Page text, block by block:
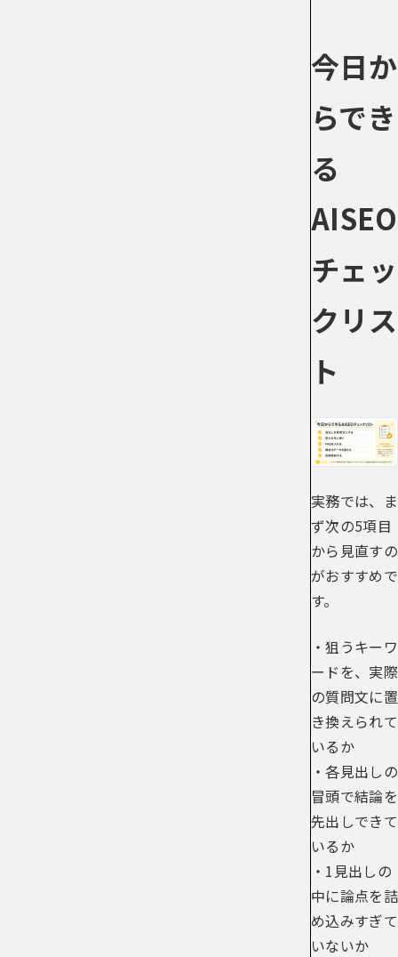
今日か
らでき
る
AISEO
チェッ
クリス
ト
実務では、ま
ず次の5項目
から見直すの
がおすすめで
す。
・狙うキーワ
ードを、実際
の質問文に置
き換えられて
いるか
・各見出しの
冒頭で結論を
先出しできて
いるか
・1見出しの
中に論点を詰
め込みすぎて
いないか